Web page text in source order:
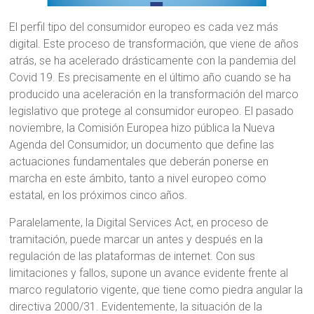
El perfil tipo del consumidor europeo es cada vez más
digital. Este proceso de transformación, que viene de años
atrás, se ha acelerado drásticamente con la pandemia del
Covid 19. Es precisamente en el último año cuando se ha
producido una aceleración en la transformación del marco
legislativo que protege al consumidor europeo. El pasado
noviembre, la Comisión Europea hizo pública la Nueva
Agenda del Consumidor, un documento que define las
actuaciones fundamentales que deberán ponerse en
marcha en este ámbito, tanto a nivel europeo como
estatal, en los próximos cinco años.
Paralelamente, la Digital Services Act, en proceso de
tramitación, puede marcar un antes y después en la
regulación de las plataformas de internet. Con sus
limitaciones y fallos, supone un avance evidente frente al
marco regulatorio vigente, que tiene como piedra angular la
directiva 2000/31. Evidentemente, la situación de la